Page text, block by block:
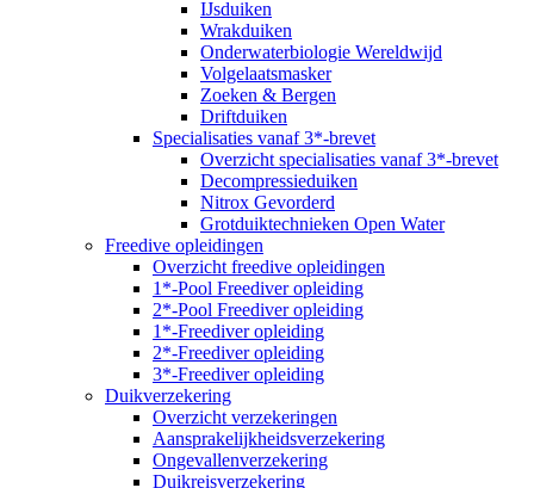
IJsduiken
Wrakduiken
Onderwaterbiologie Wereldwijd
Volgelaatsmasker
Zoeken & Bergen
Driftduiken
Specialisaties vanaf 3*-brevet
Overzicht specialisaties vanaf 3*-brevet
Decompressieduiken
Nitrox Gevorderd
Grotduiktechnieken Open Water
Freedive opleidingen
Overzicht freedive opleidingen
1*-Pool Freediver opleiding
2*-Pool Freediver opleiding
1*-Freediver opleiding
2*-Freediver opleiding
3*-Freediver opleiding
Duikverzekering
Overzicht verzekeringen
Aansprakelijkheidsverzekering
Ongevallenverzekering
Duikreisverzekering